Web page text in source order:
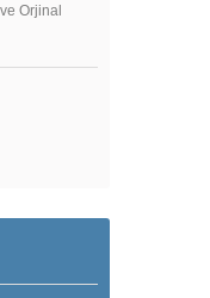
Orjinal